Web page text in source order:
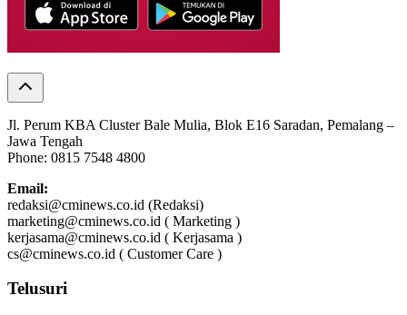
Jl. Perum KBA Cluster Bale Mulia, Blok E16 Saradan, Pemalang –
Jawa Tengah
Phone: 0815 7548 4800
Email:
redaksi@cminews.co.id (Redaksi)
marketing@cminews.co.id ( Marketing )
kerjasama@cminews.co.id ( Kerjasama )
cs@cminews.co.id ( Customer Care )
Telusuri